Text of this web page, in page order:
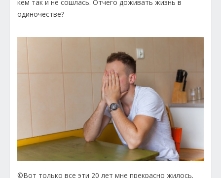
кем так и не сошлась. Отчего доживать жизнь в
одиночестве?
©Вот только все эти 20 лет мне прекрасно жилось.